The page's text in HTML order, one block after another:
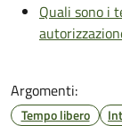
Quali sono i
Argomenti:
Tempo libero